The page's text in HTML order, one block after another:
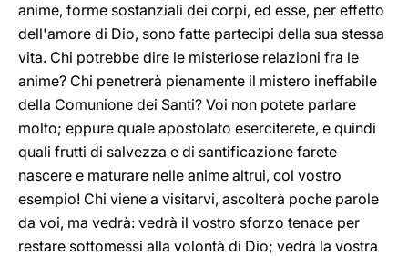
anime, forme sostanziali dei corpi, ed esse, per effetto
dell'amore di Dio, sono fatte partecipi della sua stessa
vita. Chi potrebbe dire le misteriose relazioni fra le
anime? Chi penetrerà pienamente il mistero ineffabile
della Comunione dei Santi? Voi non potete parlare
molto; eppure quale apostolato eserciterete, e quindi
quali frutti di salvezza e di santificazione farete
nascere e maturare nelle anime altrui, col vostro
esempio! Chi viene a visitarvi, ascolterà poche parole
da voi, ma vedrà: vedrà il vostro sforzo tenace per
restare sottomessi alla volontà di Dio; vedrà la vostra